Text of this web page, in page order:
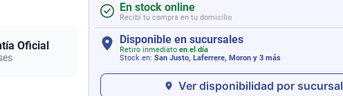
Oficial
En stock online
Recibí tu compra en tu domicilio
Disponible en sucursales
Retiro inmediato en el día
Stock en: San Justo, Laferrere, Morony 3 más
Ver disponibilidad por sucursal